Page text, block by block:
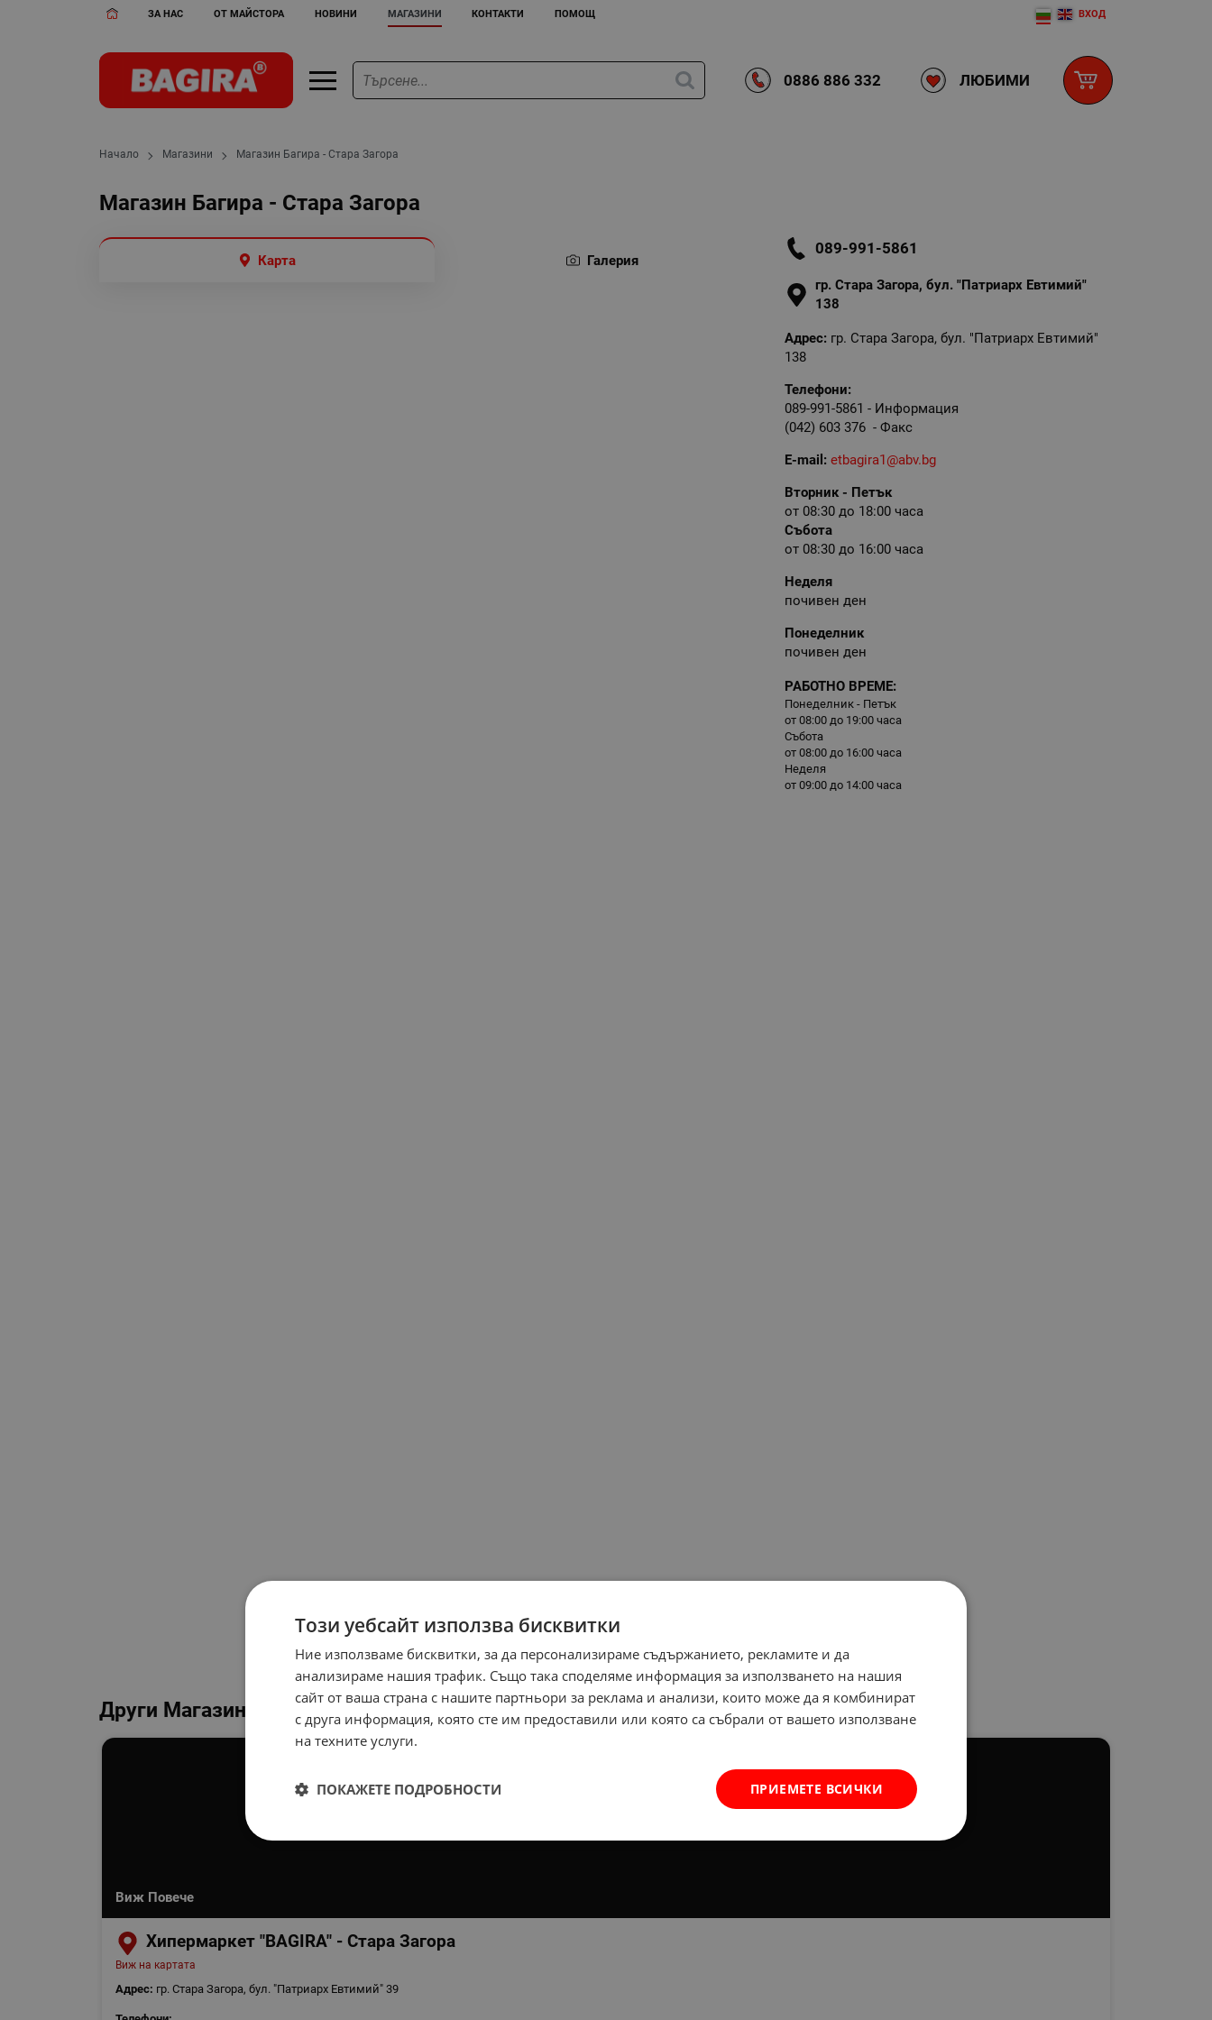
ЗА НАС ОТ МАЙСТОРА НОВИНИ МАГАЗИНИ КОНТАКТИ ПОМОЩ ВХОД
0886 886 332 ЛЮБИМИ
Начало Магазини Магазин Багира - Стара Загора
Магазин Багира - Стара Загора
089-991-5861
гр. Стара Загора, бул. "Патриарх Евтимий"
138
Адрес: гр. Стара Загора, бул. "Патриарх Евтимий"
138
Телефони:
089-991-5861 - Информация
(042) 603 376 - Факс
E-mail: etbagira1@abv.bg
Вторник - Петък
от 08:30 до 18:00 часа
Събота
от 08:30 до 16:00 часа
Неделя
почивен ден
Понеделник
почивен ден
РАБОТНО ВРЕМЕ:
Понеделник - Петък
от 08:00 до 19:00 часа
Събота
от 08:00 до 16:00 часа
Неделя
от 09:00 до 14:00 часа
Карта Галерия
Други Магазини
Виж Повече
Хипермаркет "BAGIRA" - Стара Загора
Виж на картата
Адрес: гр. Стара Загора, бул. "Патриарх Евтимий" 39
Този уебсайт използва бисквитки
Ние използваме бисквитки, за да персонализираме съдържанието, рекламите и да
анализираме нашия трафик. Също така споделяме информация за използването на нашия
сайт от ваша страна с нашите партньори за реклама и анализи, които може да я комбинират
с друга информация, която сте им предоставили или която са събрали от вашето използване
на техните услуги.
ПРИЕМЕТЕ ВСИЧКИ
ПОКАЖЕТЕ ПОДРОБНОСТИ